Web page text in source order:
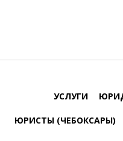
УСЛУГИ
ЮРИСТЫ (ЧЕБОКСАРЫ)